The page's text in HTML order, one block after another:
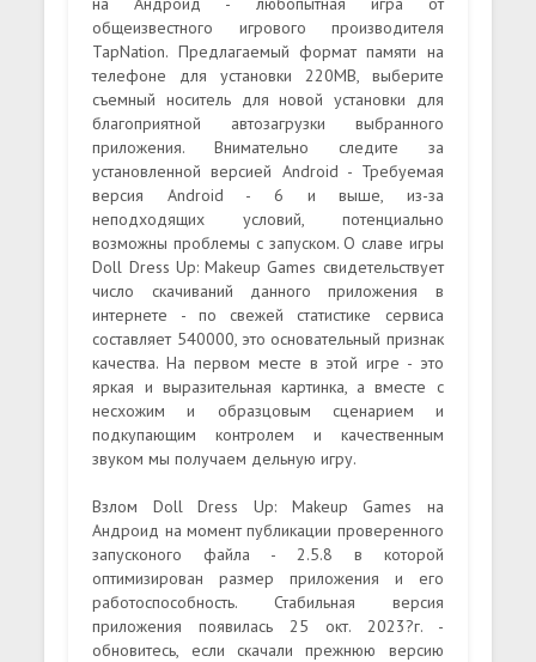
общеизвестного игрового производителя
TapNation. Предлагаемый формат памяти на
телефоне для установки 220MB, выберите
съемный носитель для новой установки для
благоприятной автозагрузки выбранного
приложения. Внимательно следите за
установленной версией Android - Требуемая
версия Android - 6 и выше, из-за
неподходящих условий, потенциально
возможны проблемы с запуском. О славе игры
Doll Dress Up: Makeup Games свидетельствует
число скачиваний данного приложения в
интернете - по свежей статистике сервиса
составляет 540000, это основательный признак
качества. На первом месте в этой игре - это
яркая и выразительная картинка, а вместе с
несхожим и образцовым сценарием и
подкупающим контролем и качественным
звуком мы получаем дельную игру.
Взлом Doll Dress Up: Makeup Games на
Андроид на момент публикации проверенного
запусконого файла - 2.5.8 в которой
оптимизирован размер приложения и его
работоспособность. Стабильная версия
приложения появилась 25 окт. 2023?г. -
обновитесь, если скачали прежнюю версию